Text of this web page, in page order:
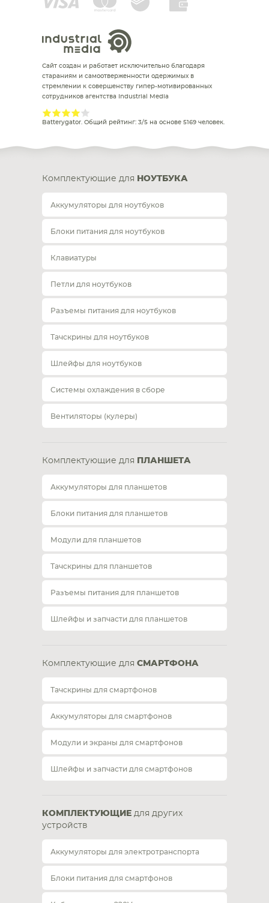
Сайт создан и работает исключительно благодаря
стараниям и самоотверженности одержимых в
стремлении к совершенству гипер-мотивированных
сотрудников агентства Industrial Media
Batterygator. Общий рейтинг: 3/5 на основе 5169 человек.
Комплектующие для НОУТБУКА
Аккумуляторы для ноутбуков
Блоки питания для ноутбуков
Клавиатуры
Петли для ноутбуков
Разъемы питания для ноутбуков
Тачскрины для ноутбуков
Шлейфы для ноутбуков
Системы охлаждения в сборе
Вентиляторы (кулеры)
Комплектующие для ПЛАНШЕТА
Аккумуляторы для планшетов
Блоки питания для планшетов
Модули для планшетов
Тачскрины для планшетов
Разъемы питания для планшетов
Шлейфы и запчасти для планшетов
Комплектующие для СМАРТФОНА
Тачскрины для смартфонов
Аккумуляторы для смартфонов
Модули и экраны для смартфонов
Шлейфы и запчасти для смартфонов
КОМПЛЕКТУЮЩИЕ для других
устройств
Аккумуляторы для электротранспорта
Блоки питания для смартфонов